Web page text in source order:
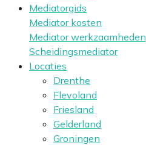
Mediatorgids
Mediator kosten
Mediator werkzaamheden
Scheidingsmediator
Locaties
Drenthe
Flevoland
Friesland
Gelderland
Groningen